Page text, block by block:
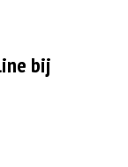
bij